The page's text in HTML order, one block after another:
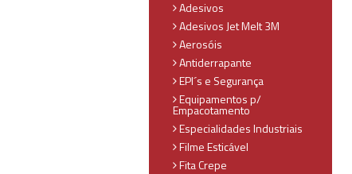
Adesivos
Adesivos Jet Melt 3M
Aerosóis
Antiderrapante
EPI´s e Segurança
Equipamentos p/
Empacotamento
Especialidades Industriais
Filme Esticável
Fita Crepe